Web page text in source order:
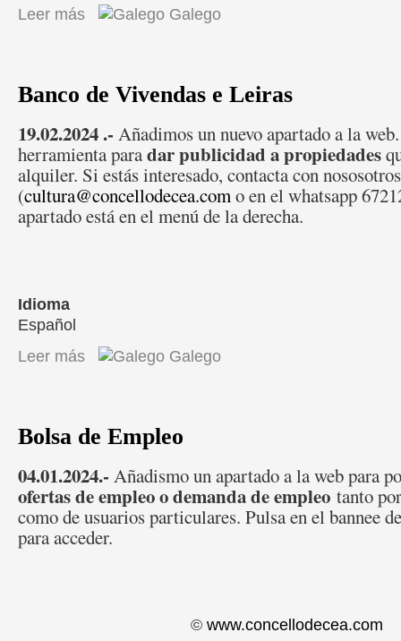
Leer más sobre A remuda rexeracional na IXP Pan de Cea
Galego
Banco de Vivendas e Leiras
19.02.2024 .- Añadimos un nuevo apartado a la
herramienta paradar publicidad a propiedades
alquiler. Si estás interesado, contacta con nososotros
(cultura@concellodecea.como en el whatsapp
apartado está en el menú de la derecha.
Idioma
Español
Leer más sobre Banco de Vivendas e Leiras
Galego
Bolsa de Empleo
04.01.2024.- Añadismo un apartado a la web para
ofertas de empleo o demanda de empleo tanto
como de usuarios particulares. Pulsa en el bannee
para acceder.
© www.concellodecea.com